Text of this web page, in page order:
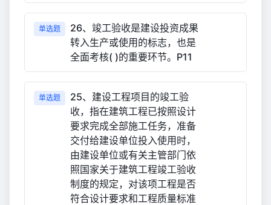
单选题
26、竣工验收是建设投资成果
转入生产或使用的标志，也是
全面考核( )的重要环节。P11
单选题
25、建设工程项目的竣工验
收，指在建筑工程已按照设计
要求完成全部施工任务，准备
交付给建设单位投入使用时，
由建设单位或有关主管部门依
照国家关于建筑工程竣工验收
制度的规定，对该项工程是否
符合设计要求和工程质量标准